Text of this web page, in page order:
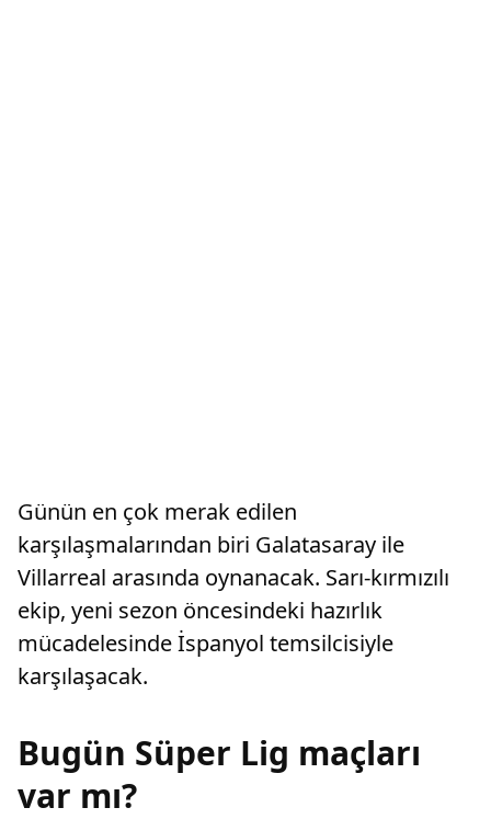
Günün en çok merak edilen
karşılaşmalarından biri Galatasaray ile
Villarreal arasında oynanacak. Sarı-kırmızılı
ekip, yeni sezon öncesindeki hazırlık
mücadelesinde İspanyol temsilcisiyle
karşılaşacak.
Bugün Süper Lig maçları
var mı?